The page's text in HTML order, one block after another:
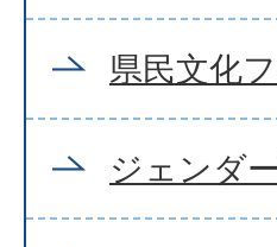
県民文化
ジェンダ